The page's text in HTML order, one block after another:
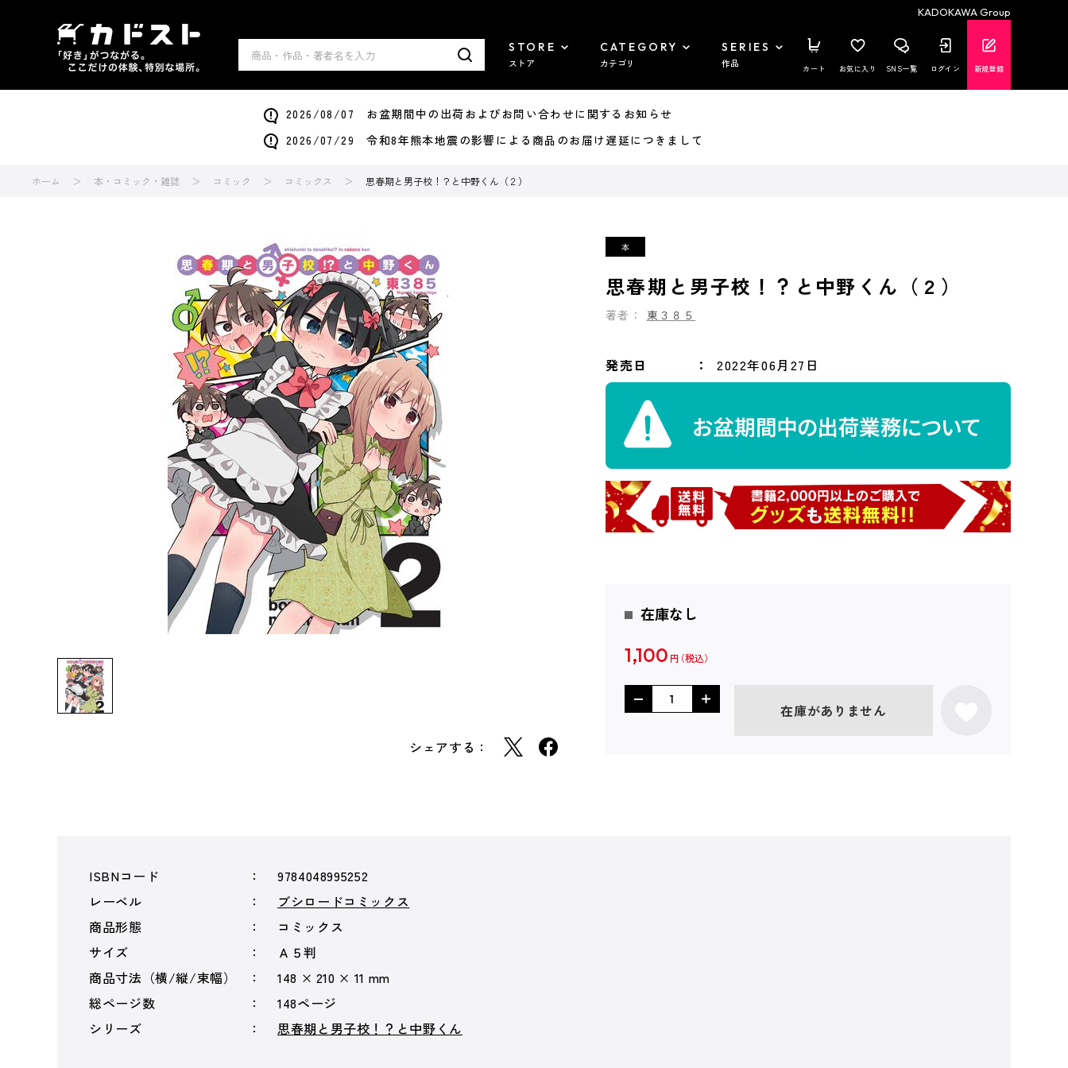
KADOKAWA Group
STORE
ストア
CATEGORY
カテゴリ
SERIES
作品 カート お気に入り SNS一覧 ログイン 新規登録
2026/08/07 お盆期間中の出荷およびお問い合わせに関するお知らせ
2026/07/29 令和8年熊本地震の影響による商品のお届け遅延につきまして
ホーム 本・コミック・雑誌 コミック コミックス 思春期と男子校！？と中野くん（２）
シェアする：
思春期と男子校！？と中野くん（２）
著者： 東３８５
発売日 2022年06月27日
在庫なし
1,100 円
在庫がありません
ISBNコード
9784048995252
レーベル
ブシロードコミックス
商品形態
コミックス
サイズ
Ａ５判
商品寸法（横/縦/束幅）
148 × 210 × 11 mm
総ページ数
148ページ
シリーズ
思春期と男子校！？と中野くん